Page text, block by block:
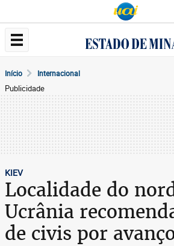
Início Internacional
Publicidade
KIEV
Localidade do
Ucrânia
de civis por